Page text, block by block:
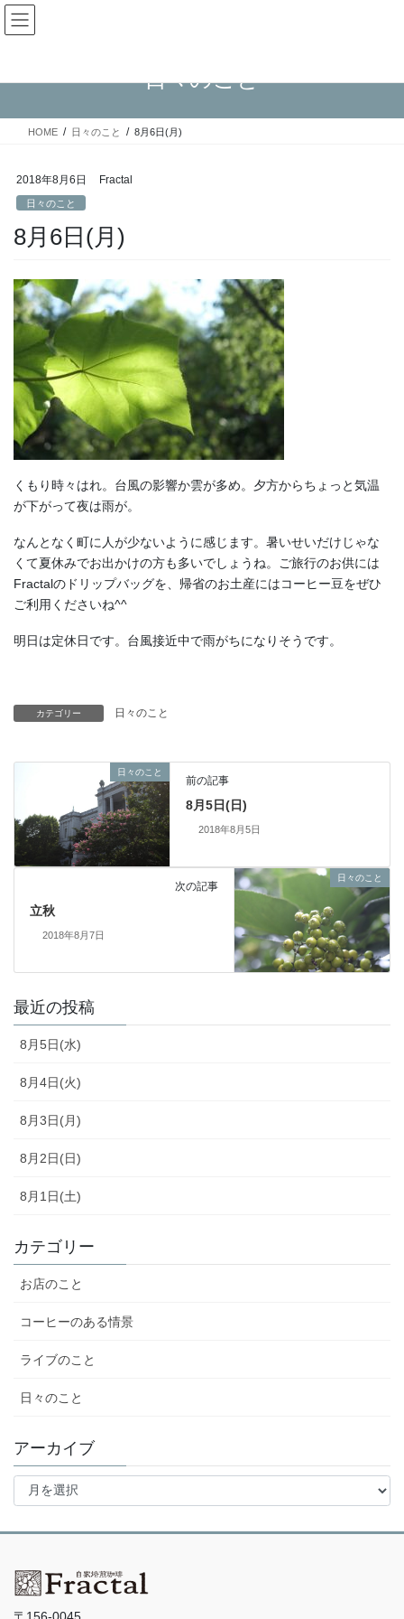
コ
ン
ツ
ス
ナ
ビ
シ
ン
日々のこと
HOME 日々のこと 8月6日(月)
2018年8月6日 Fractal
日々のこと
8月6日(月)
くもり時々はれ。台風の影響か雲が多め。夕方からちょっと気温
が下がって夜は雨が。
なんとなく町に人が少ないように感じます。暑いせいだけじゃな
くて夏休みでお出かけの方も多いでしょうね。ご旅行のお供には
Fractalのドリップバッグを、帰省のお土産にはコーヒー豆をぜひ
ご利用くださいね^^
明日は定休日です。台風接近中で雨がちになりそうです。
カテゴリー 日々のこと
日々のこと
前の記事
8月5日(日)
2018年8月5日
日々のこと
次の記事
立秋
2018年8月7日
最近の投稿
8月5日(水)
8月4日(火)
8月3日(月)
8月2日(日)
8月1日(土)
カテゴリー
お店のこと
コーヒーのある情景
ライブのこと
日々のこと
アーカイブ
ア
イ